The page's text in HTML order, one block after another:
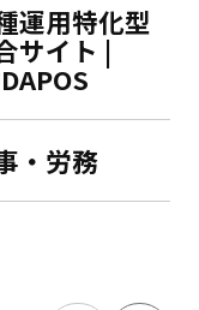
運用特化型
サイト |
・労務